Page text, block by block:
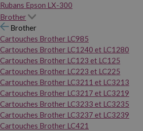
Rubans Epson LX-300
Brother
Brother
Cartouches Brother LC985
Cartouches Brother LC1240 et LC1280
Cartouches Brother LC123 et LC125
Cartouches Brother LC223 et LC225
Cartouches Brother LC3211 et LC3213
Cartouches Brother LC3217 et LC3219
Cartouches Brother LC3233 et LC3235
Cartouches Brother LC3237 et LC3239
Cartouches Brother LC421